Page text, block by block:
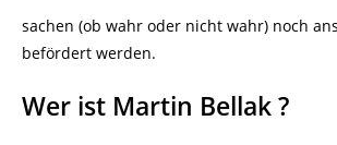
sachen (ob wahr oder nicht wahr) noch
befördert werden.
Wer ist Martin Bellak ?